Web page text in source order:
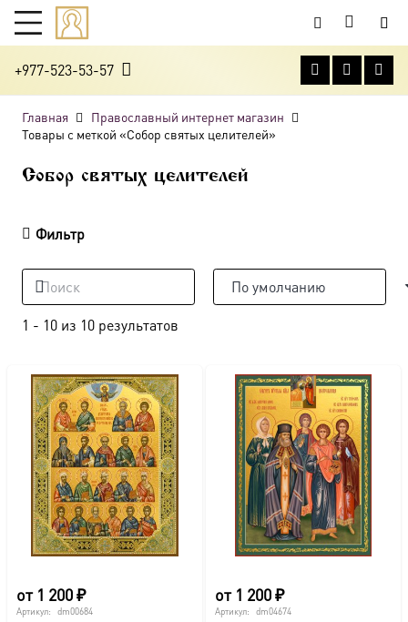
+977-523-53-57
Главная
Православный интернет магазин
Товары с меткой «Собор святых целителей»
Собор святых целителей
Фильтр
1 - 10 из 10 результатов
от 1 200₽
Артикул: dm00684
от 1 200₽
Артикул: dm04674